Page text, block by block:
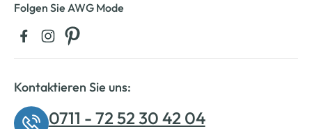
Folgen Sie AWG Mode
Kontaktieren Sie uns:
0711 - 72 52 30 42 04